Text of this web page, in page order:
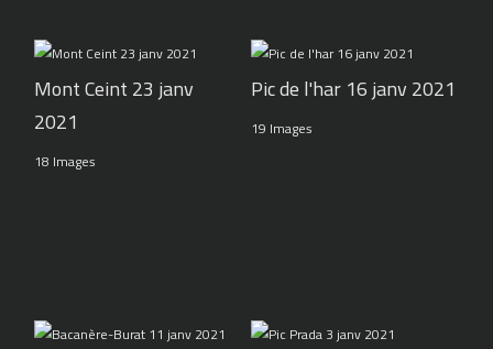
Mont Ceint 23 janv
2021
18 Images
Pic de l'har 16 janv 2021
19 Images